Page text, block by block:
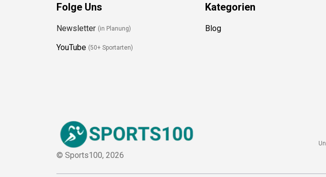
Folge Uns
Newsletter (in Planung)
YouTube (50+ Sportarten)
Kategorien
Blog
© Sports100, 2026